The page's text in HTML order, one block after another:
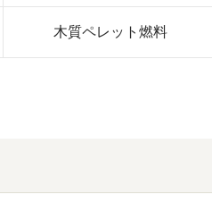
木質ペレット燃料